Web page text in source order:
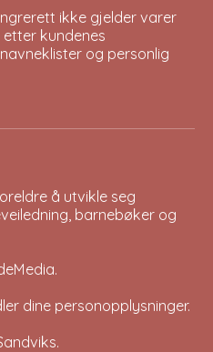
ikke gjelder varer
kundenes
og personlig
å utvikle seg
barnebøker og
.
dine personopplysninger.
.